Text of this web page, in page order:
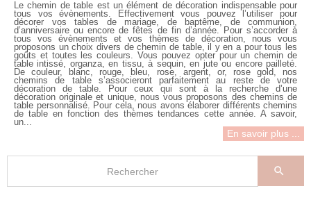
Le chemin de table est un élément de décoration indispensable pour
tous vos évènements. Effectivement vous pouvez l’utiliser pour
décorer vos tables de mariage, de baptême, de communion,
d’anniversaire ou encore de fêtes de fin d’année. Pour s’accorder à
tous vos évènements et vos thèmes de décoration, nous vous
proposons un choix divers de chemin de table, il y en a pour tous les
goûts et toutes les couleurs. Vous pouvez opter pour un chemin de
table intissé, organza, en tissu, à sequin, en jute ou encore pailleté.
De couleur, blanc, rouge, bleu, rose, argent, or, rose gold, nos
chemins de table s’associeront parfaitement au reste de votre
décoration de table. Pour ceux qui sont à la recherche d’une
décoration originale et unique, nous vous proposons des chemins de
table personnalisé. Pour cela, nous avons élaborer différents chemins
de table en fonction des thèmes tendances cette année. A savoir,
un...
En savoir plus ...
